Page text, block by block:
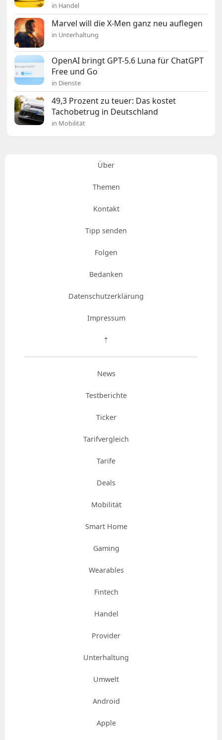
in Handel
Marvel will die X-Men ganz neu auflegen
in Unterhaltung
OpenAI bringt GPT-5.6 Luna für ChatGPT
Free und Go
in Dienste
49,3 Prozent zu teuer: Das kostet
Tachobetrug in Deutschland
in Mobilität
Über
Themen
Kontakt
Tipp senden
Folgen
Bedanken
Datenschutzerklärung
Impressum
⇡
News
Testberichte
Ticker
Tarifvergleich
Tarife
Deals
Mobilität
Smart Home
Gaming
Wearables
Fintech
Handel
Provider
Unterhaltung
Umwelt
Android
Apple